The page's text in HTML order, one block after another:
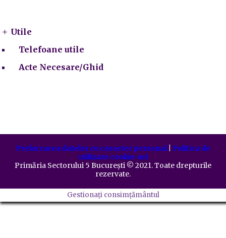
Utile
Telefoane utile
Acte Necesare/Ghid
Prelucrarea datelor cu caracter personal| Politica de
utilizare cookie-uri
Primăria Sectorului 5 București ©️ 2021. Toate drepturile
rezervate.
Gestionați consimțământul